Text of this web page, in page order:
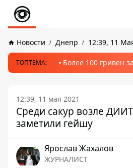
Новости Днепр 12:39, 11
ТОПТЕМА: Более 100 гривен
12:39, 11 мая 2021
Среди сакур возле
заметили гейшу
Ярослав Жахалов
ЖУРНАЛИСТ